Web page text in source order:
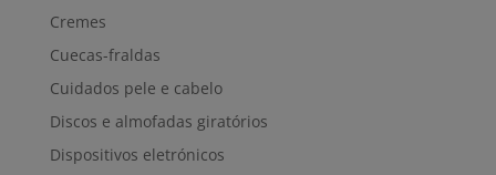
Cremes
Cuecas-fraldas
Cuidados pele e cabelo
Discos e almofadas giratórios
Dispositivos eletrónicos